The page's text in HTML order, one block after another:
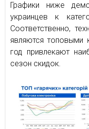
Графики ниже
украинцев к
Соответственно,
являются топовыми
год привлекают
сезон скидок.